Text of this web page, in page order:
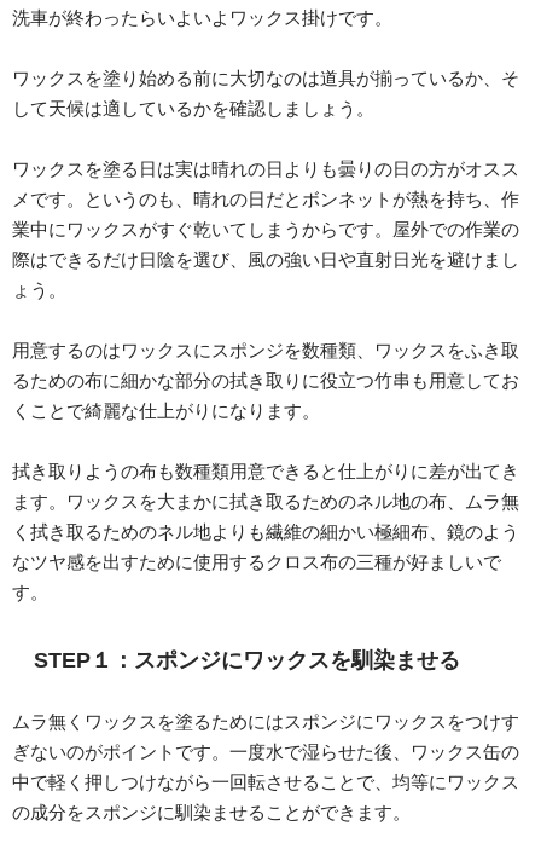
洗車が終わったらいよいよワックス掛けです。
ワックスを塗り始める前に大切なのは道具が揃っているか、そ
して天候は適しているかを確認しましょう。
ワックスを塗る日は実は晴れの日よりも曇りの日の方がオスス
メです。というのも、晴れの日だとボンネットが熱を持ち、作
業中にワックスがすぐ乾いてしまうからです。屋外での作業の
際はできるだけ日陰を選び、風の強い日や直射日光を避けまし
ょう。
用意するのはワックスにスポンジを数種類、ワックスをふき取
るための布に細かな部分の拭き取りに役立つ竹串も用意してお
くことで綺麗な仕上がりになります。
拭き取りようの布も数種類用意できると仕上がりに差が出てき
ます。ワックスを大まかに拭き取るためのネル地の布、ムラ無
く拭き取るためのネル地よりも繊維の細かい極細布、鏡のよう
なツヤ感を出すために使用するクロス布の三種が好ましいで
す。
STEP１：スポンジにワックスを馴染ませる
ムラ無くワックスを塗るためにはスポンジにワックスをつけす
ぎないのがポイントです。一度水で湿らせた後、ワックス缶の
中で軽く押しつけながら一回転させることで、均等にワックス
の成分をスポンジに馴染ませることができます。